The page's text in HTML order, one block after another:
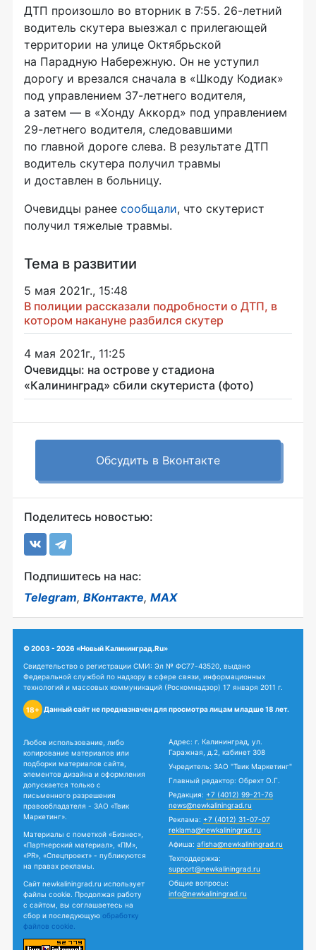
ДТП произошло во вторник в 7:55. 26-летний
водитель скутера выезжал с прилегающей
территории на улице Октябрьской
на Парадную Набережную. Он не уступил
дорогу и врезался сначала в «Шкоду Кодиак»
под управлением 37-летнего водителя,
а затем — в «Хонду Аккорд» под управлением
29-летнего водителя, следовавшими
по главной дороге слева. В результате ДТП
водитель скутера получил травмы
и доставлен в больницу.
Очевидцы ранее сообщали, что скутерист
получил тяжелые травмы.
Тема в развитии
5 мая 2021г., 15:48
В полиции рассказали подробности о ДТП, в
котором накануне разбился скутер
4 мая 2021г., 11:25
Очевидцы: на острове у стадиона
«Калининград» сбили скутериста (фото)
Обсудить в Вконтакте
Поделитесь новостью:
Подпишитесь на нас:
Telegram, ВКонтакте, MAX
© 2003 - 2026 «Новый Калининград.Ru»
Свидетельство о регистрации СМИ: Эл № ФС77-43520, выдано
Федеральной службой по надзору в сфере связи, информационных
технологий и массовых коммуникаций (Роскомнадзор) 17 января 2011 г.
18+ Данный сайт не предназначен для просмотра лицам младше 18 лет.
Любое использование, либо
копирование материалов или
подборки материалов сайта,
элементов дизайна и оформления
допускается только с
письменного разрешения
правообладателя - ЗАО «Твик
Маркетинг».
Материалы с пометкой «Бизнес»,
«Партнерский материал», «ПМ»,
«PR», «Спецпроект» - публикуются
на правах рекламы.
Сайт newkaliningrad.ru использует
файлы cookie. Продолжая работу
с сайтом, вы соглашаетесь на
сбор и последующую обработку
файлов cookie.
Адрес: г. Калининград, ул.
Гаражная, д.2, кабинет 308
Учредитель: ЗАО "Твик Маркетинг"
Главный редактор: Обрехт О.Г.
Редакция: +7 (4012) 99-21-76
news@newkaliningrad.ru
Реклама: +7 (4012) 31-07-07
reklama@newkaliningrad.ru
Афиша: afisha@newkaliningrad.ru
Техподдержка:
support@newkaliningrad.ru
Общие вопросы:
info@newkaliningrad.ru